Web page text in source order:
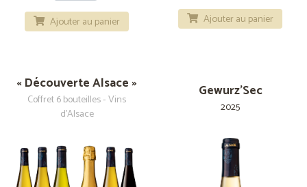
Ajouter au panier Ajouter au panier
« Découverte Alsace »
Coffret 6 bouteilles - Vins
d'Alsace
Gewurz'Sec
2025